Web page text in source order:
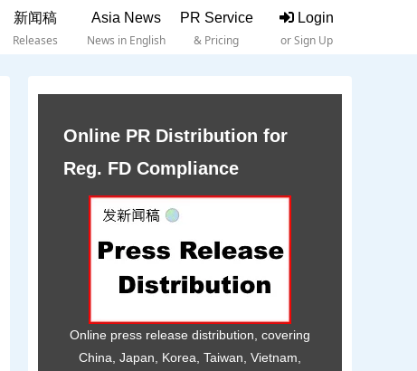
新闻稿
Releases
Asia News
News in English
PR Service
& Pricing
Login
or Sign Up
Online PR Distribution for
Reg. FD Compliance
Online press release distribution, covering
China, Japan, Korea, Taiwan, Vietnam,